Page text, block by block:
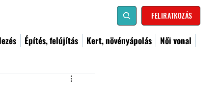
FELIRATKOZÁS
Építés, felújítás Kert, növényápolás Női vonal